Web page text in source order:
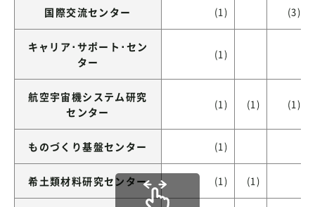
国際交流センター (1) (3)
キャリア･サポート･セン
ター
(1)
航空宇宙機システム研究
センター
(1) (1) (1)
ものづくり基盤センター (1)
希土類材料研究センター (1) (1)